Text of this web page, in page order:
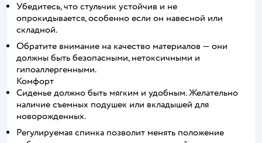
Убедитесь, что стульчик устойчив и не
опрокидывается, особенно если он навесной или
складной.
Обратите внимание на качество материалов — они
должны быть безопасными, нетоксичными и
гипоаллергенными.
Комфорт
Сиденье должно быть мягким и удобным. Желательно
наличие съемных подушек или вкладышей для
новорожденных.
Регулируемая спинка позволит менять положение